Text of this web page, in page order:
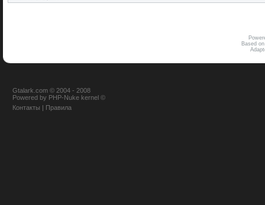
Based
Gtalark.com © 2004 - 2008
Powered by PHP-Nuke kernel ©
Контакты | Правила